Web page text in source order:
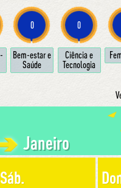
0
Bem-estar e
Sa­ú­de
0
Ci­ên­cia e
Tec­no­lo­gia
Janeiro
Sáb.